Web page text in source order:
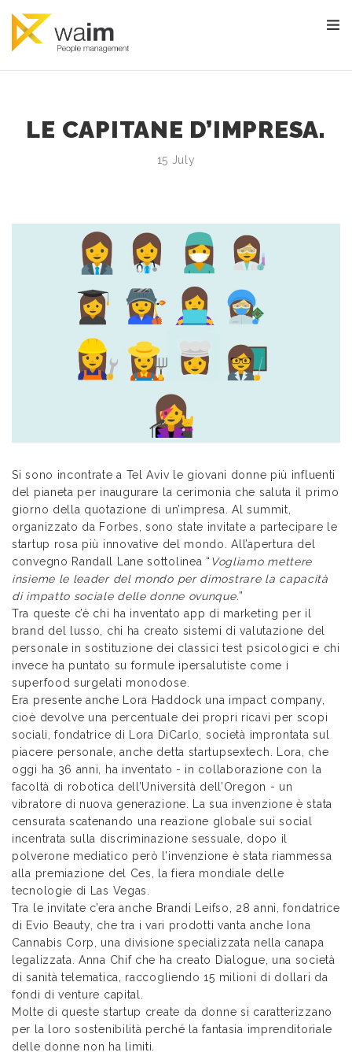
LE CAPITANE D’IMPRESA.
15 July
Si sono incontrate a Tel Aviv le giovani donne più influenti
del pianeta per inaugurare la cerimonia che saluta il primo
giorno della quotazione di un’impresa. Al summit,
organizzato da Forbes, sono state invitate a partecipare le
startup rosa più innovative del mondo. All’apertura del
convegno Randall Lane sottolinea “ Vogliamo mettere
insieme le leader del mondo per dimostrare la capacità
di impatto sociale delle donne ovunque.”
Tra queste c’è chi ha inventato app di marketing per il
brand del lusso, chi ha creato sistemi di valutazione del
personale in sostituzione dei classici test psicologici e chi
invece ha puntato su formule ipersalutiste come i
superfood surgelati monodose.
Era presente anche Lora Haddock una impact company,
cioè devolve una percentuale dei propri ricavi per scopi
sociali, fondatrice di Lora DiCarlo, società improntata sul
piacere personale, anche detta startupsextech. Lora, che
oggi ha 36 anni, ha inventato - in collaborazione con la
facoltà di robotica dell’Università dell’Oregon - un
vibratore di nuova generazione. La sua invenzione è stata
censurata scatenando una reazione globale sui social
incentrata sulla discriminazione sessuale, dopo il
polverone mediatico però l’invenzione è stata riammessa
alla premiazione del Ces, la fiera mondiale delle
tecnologie di Las Vegas.
Tra le invitate c’era anche Brandi Leifso, 28 anni, fondatrice
di Evio Beauty, che tra i vari prodotti vanta anche Iona
Cannabis Corp, una divisione specializzata nella canapa
legalizzata. Anna Chif che ha creato Dialogue, una società
di sanità telematica, raccogliendo 15 milioni di dollari da
fondi di venture capital.
Molte di queste startup create da donne si caratterizzano
per la loro sostenibilità perché la fantasia imprenditoriale
delle donne non ha limiti.